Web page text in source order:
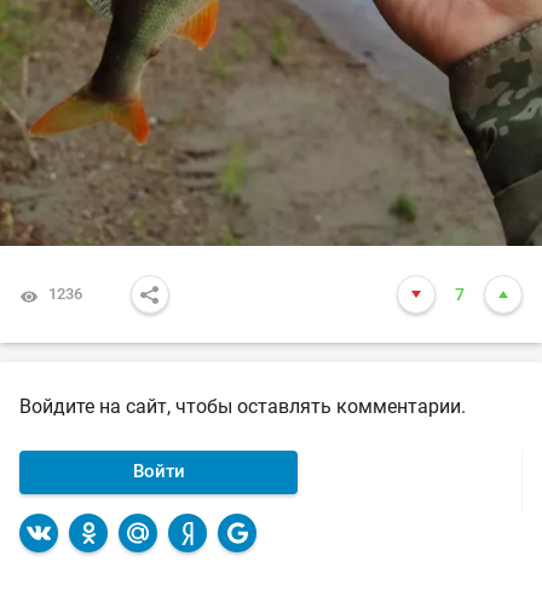
1236 7
Войдите на сайт, чтобы оставлять комментарии.
Войти